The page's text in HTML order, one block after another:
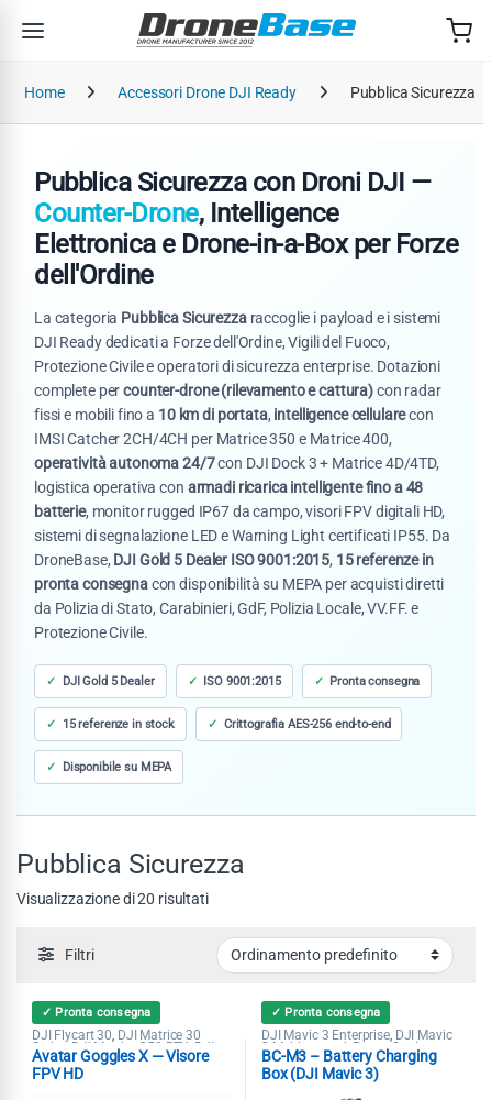
Home Accessori Drone DJI Ready Pubblica Sicurezza
Pubblica Sicurezza con Droni DJI —
Counter-Drone, Intelligence
Elettronica e Drone-in-a-Box per Forze
dell'Ordine
La categoria Pubblica Sicurezzaraccoglie i payload e i sistemi
DJI Ready dedicati a Forze dell'Ordine, Vigili del Fuoco,
Protezione Civile e operatori di sicurezza enterprise. Dotazioni
complete percounter-drone (rilevamento e cattura)con radar
fissi e mobili fino a 10 km di portata, intelligence cellularecon
IMSI Catcher 2CH/4CH per Matrice 350 e Matrice 400,
operatività autonoma 24/7con DJI Dock 3 + Matrice 4D/4TD,
logistica operativa con armadi ricarica intelligente fino a 48
batterie, monitor rugged IP67 da campo, visori FPV digitali HD,
sistemi di segnalazione LED e Warning Light certificati IP55. Da
DroneBase, DJI Gold 5 Dealer ISO 9001:2015, 15 referenze in
pronta consegnacon disponibilità su MEPA per acquisti diretti
da Polizia di Stato, Carabinieri, GdF, Polizia Locale, VV.FF. e
Protezione Civile.
DJI Gold 5 Dealer ISO 9001:2015 Pronta consegna
15 referenze in stock Crittografia AES-256 end-to-end
Disponibile su MEPA
Pubblica Sicurezza
Visualizzazione di 20 risultati
Filtri
✓ Pronta consegna
DJI Flycart 30 DJI Matrice 30
Series DJI Matrice 350 RTK DJI
Matrice 400,DJI Matrice 4T,DJI
Mavic 3 Enterprise
Pubblica Sicurezza
Avatar Goggles X — Visore
FPV HD
✓ Pronta consegna
DJI Mavic 3 Enterprise, DJI Mavic
3 Multispectral Power Station
Pubblica Sicurezza,Ricerca &
Soccorso
BC-M3 – Battery Charging
Box (DJI Mavic 3)